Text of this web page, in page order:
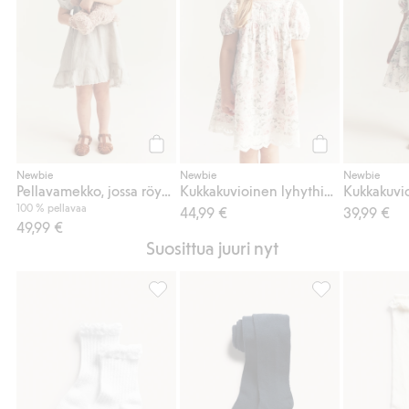
Newbie
100 % pellavaa
49,99 €
Newbie
44,99 €
Newbie
39,99 €
Suosittua juuri nyt
2 paria sukkia, joissa on röyhelöreuna,
Sukkahousut,